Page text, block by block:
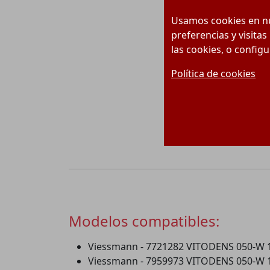
Usamos cookies en
preferencias y
las cookies, o
Política de cookies
Modelos compatibles:
Viessmann - 7721282 VITODENS 050-W
Viessmann - 7959973 VITODENS 050-W